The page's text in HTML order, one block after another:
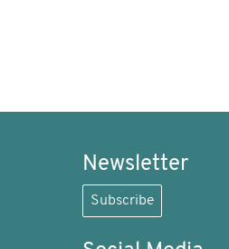
Newsletter
Subscribe